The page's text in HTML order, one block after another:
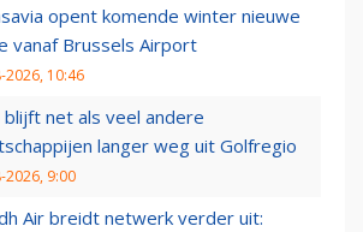
opent komende winter nieuwe
vanaf Brussels Airport
2026, 10:46
blijft net als veel andere
langer weg uit Golfregio
2026, 9:00
Air breidt netwerk verder uit: